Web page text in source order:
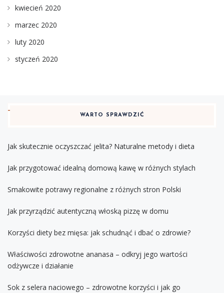
kwiecień 2020
marzec 2020
luty 2020
styczeń 2020
WARTO SPRAWDZIĆ
Jak skutecznie oczyszczać jelita? Naturalne metody i dieta
Jak przygotować idealną domową kawę w różnych stylach
Smakowite potrawy regionalne z różnych stron Polski
Jak przyrządzić autentyczną włoską pizzę w domu
Korzyści diety bez mięsa: jak schudnąć i dbać o zdrowie?
Właściwości zdrowotne ananasa – odkryj jego wartości
odżywcze i działanie
Sok z selera naciowego – zdrowotne korzyści i jak go